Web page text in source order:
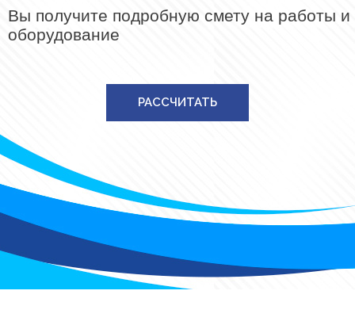
Вы получите подробную смету на работы и
оборудование
РАССЧИТАТЬ